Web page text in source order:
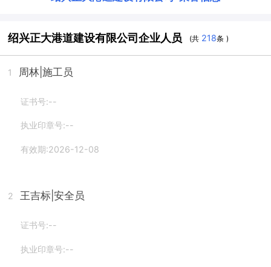
绍兴正大港道建设有限公司企业人员 (共 218条 )
1 周林 |施工员
证书号:--
执业印章号:--
有效期:2026-12-08
2 王吉标 |安全员
证书号:--
执业印章号:--